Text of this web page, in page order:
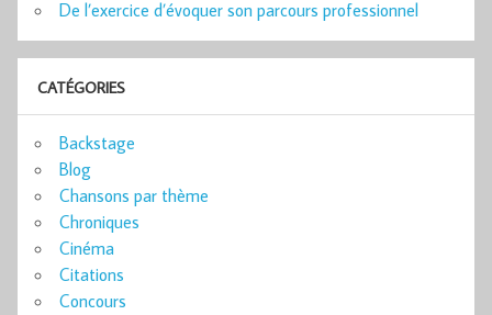
De l’exercice d’évoquer son parcours professionnel
CATÉGORIES
Backstage
Blog
Chansons par thème
Chroniques
Cinéma
Citations
Concours